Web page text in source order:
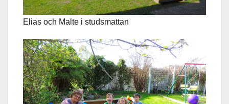
Elias och Malte i studsmattan